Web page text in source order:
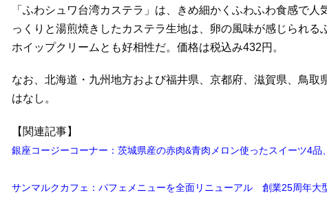
「ふわシュワ台湾カステラ」は、きめ細かくふわふわ食感で
っくりと湯煎焼きしたカステラ生地は、卵の風味が感じられ
ホイップクリームとも好相性だ。価格は税込み432円。
なお、北海道・九州地方および福井県、京都府、滋賀県、鳥
はなし。
【関連記事】
銀座コージーコーナー：茨城県産の赤肉&青肉メロン使ったスイーツ4
サンマルクカフェ：パフェメニューを全面リニューアル 創業25周年大